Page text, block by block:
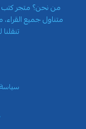
من نحن؟ متجر كتب
متناول جميع القراء،